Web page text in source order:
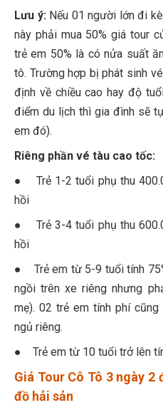
Lưu ý: Nếu 01 người lớn đi
này phải mua 50% giá tour
trẻ em 50% là có nửa suất
tô. Trường hợp bị phát sinh
định về chiều cao hay độ
điểm du lịch thì gia đình sẽ
em đó).
Riêng phần vé tàu cao tốc:
● Trẻ 1-2 tuổi phụ thu
hồi
● Trẻ 3-4 tuổi phụ thu
hồi
● Trẻ em từ 5-9 tuổi tính
ngồi trên xe riêng nhưng
mẹ). 02 trẻ em tính phí
ngủ riêng.
● Trẻ em từ 10 tuổi trở lên
Giá Tour Cô Tô 3 ngày
đồ hải sản